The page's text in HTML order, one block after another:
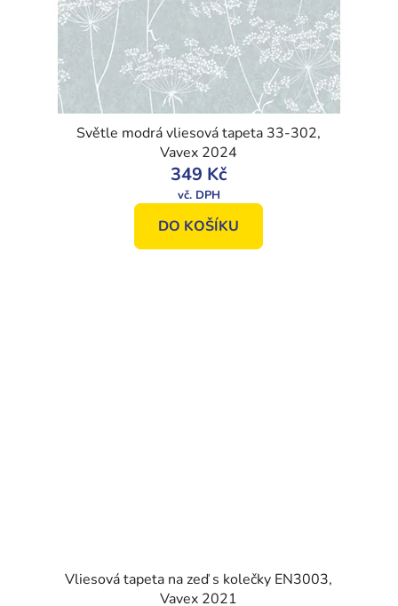
Světle modrá vliesová tapeta 33-302,
Vavex 2024
349 Kč
DO KOŠÍKU
Vliesová tapeta na zeď s kolečky EN3003,
Vavex 2021